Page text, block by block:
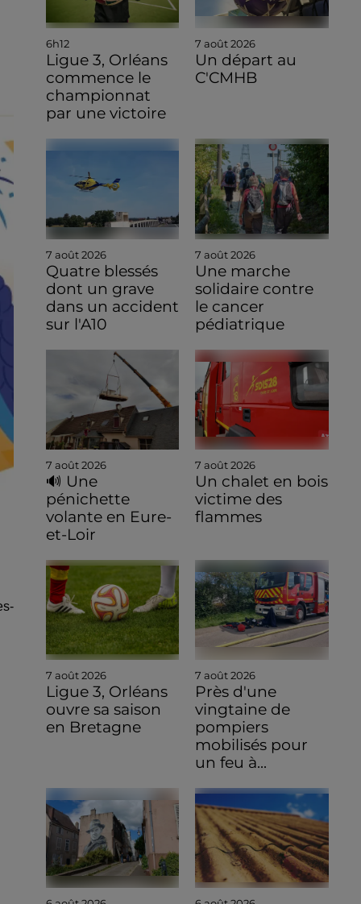
6h12
Ligue 3, Orléans
commence le
championnat
par une victoire
7 août 2026
Un départ au
C'CMHB
7 août 2026
Quatre blessés
dont un grave
dans un accident
sur l'A10
7 août 2026
Une marche
solidaire contre
le cancer
pédiatrique
7 août 2026
🔊 Une
pénichette
volante en Eure-
et-Loir
7 août 2026
Un chalet en bois
victime des
flammes
7 août 2026
Ligue 3, Orléans
ouvre sa saison
en Bretagne
7 août 2026
Près d'une
vingtaine de
pompiers
mobilisés pour
un feu à...